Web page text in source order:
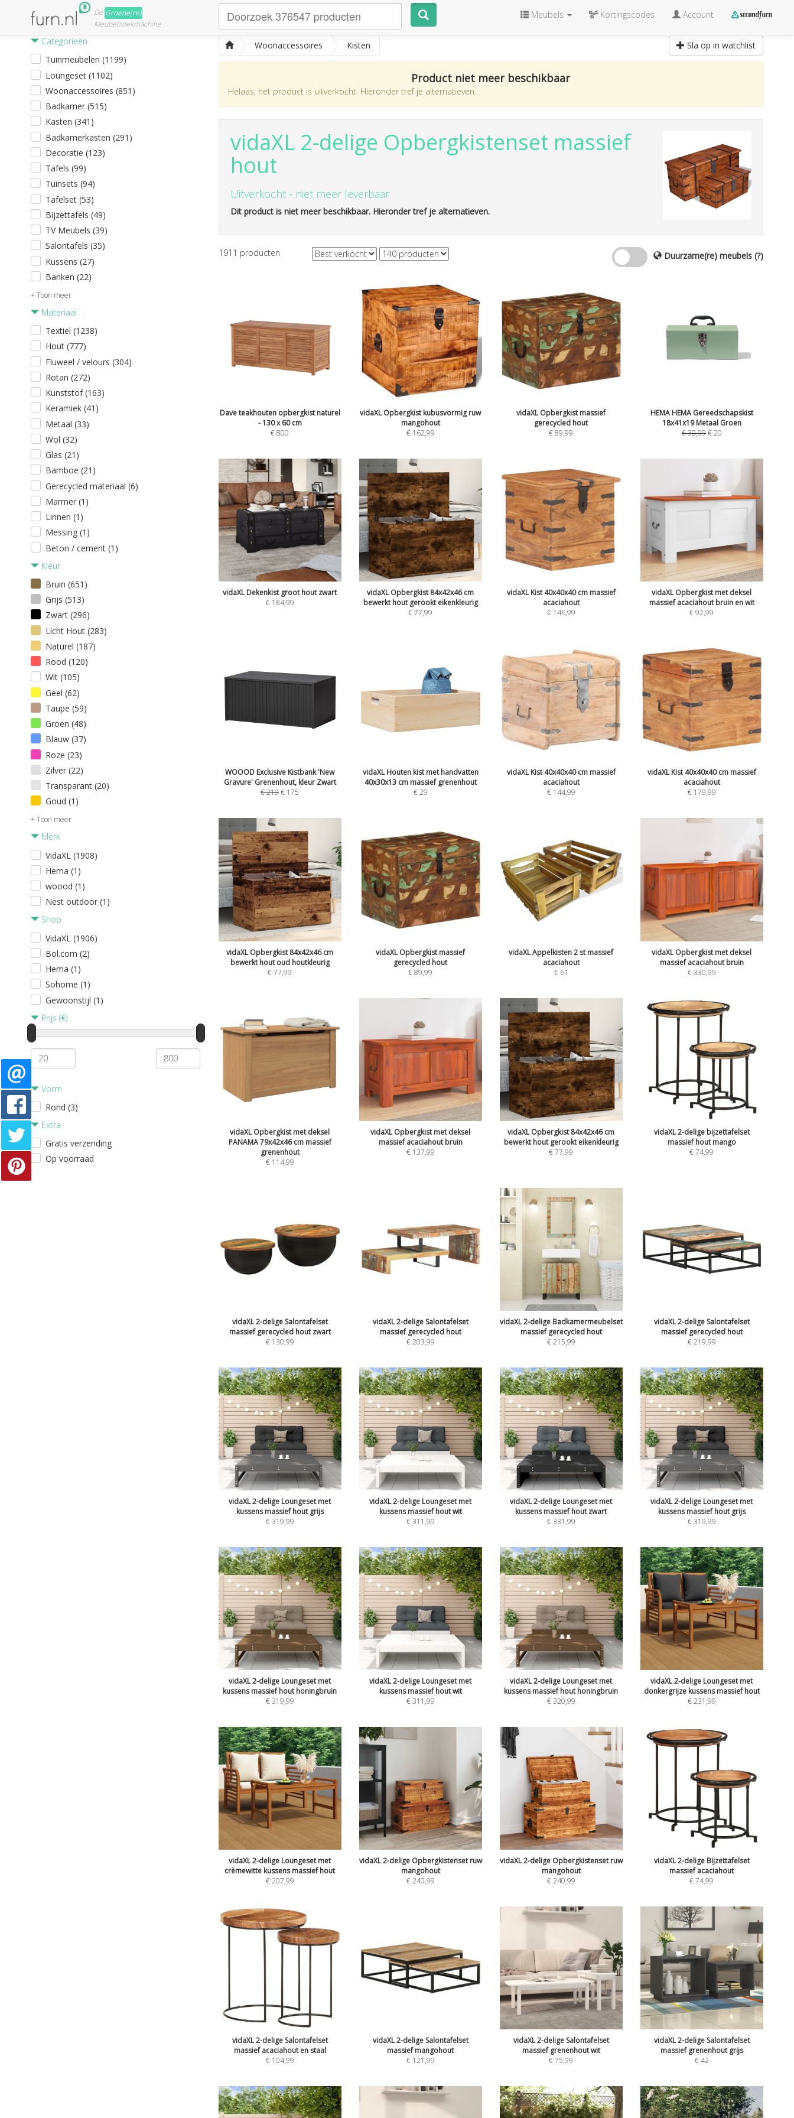
De Groene(re)
Meubelzoekmachine
Meubels Kortingscodes Account
Categorieën
Tuinmeubelen (1199)
Loungeset (1102)
Woonaccessoires (851)
Badkamer (515)
Kasten (341)
Badkamerkasten (291)
Decoratie (123)
Tafels (99)
Tuinsets (94)
Tafelset (53)
Bijzettafels (49)
TV Meubels (39)
Salontafels (35)
Kussens (27)
Banken (22)
+ Toon meer
Materiaal
Textiel (1238)
Hout (777)
Fluweel / velours (304)
Rotan (272)
Kunststof (163)
Keramiek (41)
Metaal (33)
Wol (32)
Glas (21)
Bamboe (21)
Gerecycled materiaal (6)
Marmer (1)
Linnen (1)
Messing (1)
Beton / cement (1)
Kleur
Bruin (651)
Grijs (513)
Zwart (296)
Licht Hout (283)
Naturel (187)
Rood (120)
Wit (105)
Geel (62)
Taupe (59)
Groen (48)
Blauw (37)
Roze (23)
Zilver (22)
Transparant (20)
Goud (1)
+ Toon meer
Merk
VidaXL (1908)
Hema (1)
woood (1)
Nest outdoor (1)
Shop
VidaXL (1906)
Bol.com (2)
Hema (1)
Sohome (1)
Gewoonstijl (1)
Prijs (€)
Vorm
Rond (3)
Extra
Gratis verzending
Op voorraad
Woonaccessoires Kisten Sla op in watchlist
Product niet meer beschikbaar
Helaas, het product is uitverkocht. Hieronder tref je alternatieven.
vidaXL 2-delige Opbergkistenset massief
hout
Uitverkocht - niet meer leverbaar
Dit product is niet meer beschikbaar. Hieronder tref je alternatieven.
1911 producten Duurzame(re) meubels (?)
Dave teakhouten opbergkist naturel
- 130 x 60 cm
€800
vidaXL Opbergkist kubusvormig ruw
mangohout
€ 162,99
vidaXL Opbergkist massief
gerecycled hout
€89,99
HEMA HEMA Gereedschapskist
18x41x19 Metaal Groen
€30,99€20
vidaXL Dekenkist groot hout zwart
€ 184,99
vidaXL Opbergkist 84x42x46 cm
bewerkt hout gerookt eikenkleurig
€77,99
vidaXL Kist 40x40x40 cm massief
acaciahout
€ 146,99
vidaXL Opbergkist met deksel
massief acaciahout bruin en wit
€92,99
WOOOD Exclusive Kistbank 'New
Gravure' Grenenhout, kleur Zwart
€219€ 175
vidaXL Houten kist met handvatten
40x30x13 cm massief grenenhout
€29
vidaXL Kist 40x40x40 cm massief
acaciahout
€ 144,99
vidaXL Kist 40x40x40 cm massief
acaciahout
€ 179,99
vidaXL Opbergkist 84x42x46 cm
bewerkt hout oud houtkleurig
€77,99
vidaXL Opbergkist massief
gerecycled hout
€89,99
vidaXL Appelkisten 2 st massief
acaciahout
€ 61
vidaXL Opbergkist met deksel
massief acaciahout bruin
€330,99
vidaXL Opbergkist met deksel
PANAMA 79x42x46 cm massief
grenenhout
€ 114,99
vidaXL Opbergkist met deksel
massief acaciahout bruin
€ 137,99
vidaXL Opbergkist 84x42x46 cm
bewerkt hout gerookt eikenkleurig
€77,99
vidaXL 2-delige bijzettafelset
massief hout mango
€74,99
vidaXL 2-delige Salontafelset
massief gerecycled hout zwart
€ 130,99
vidaXL 2-delige Salontafelset
massief gerecycled hout
€203,99
vidaXL 2-delige Badkamermeubelset
massief gerecycled hout
€215,99
vidaXL 2-delige Salontafelset
massief gerecycled hout
€219,99
vidaXL 2-delige Loungeset met
kussens massief hout grijs
€319,99
vidaXL 2-delige Loungeset met
kussens massief hout wit
€311,99
vidaXL 2-delige Loungeset met
kussens massief hout zwart
€331,99
vidaXL 2-delige Loungeset met
kussens massief hout grijs
€319,99
vidaXL 2-delige Loungeset met
kussens massief hout honingbruin
€319,99
vidaXL 2-delige Loungeset met
kussens massief hout wit
€311,99
vidaXL 2-delige Loungeset met
kussens massief hout honingbruin
€320,99
vidaXL 2-delige Loungeset met
donkergrijze kussens massief hout
€231,99
vidaXL 2-delige Loungeset met
crèmewitte kussens massief hout
€207,99
vidaXL 2-delige Opbergkistenset ruw
mangohout
€240,99
vidaXL 2-delige Opbergkistenset ruw
mangohout
€240,99
vidaXL 2-delige Bijzettafelset
massief acaciahout
€74,99
vidaXL 2-delige Salontafelset
massief acaciahout en staal
€ 104,99
vidaXL 2-delige Salontafelset
massief mangohout
€ 121,99
vidaXL 2-delige Salontafelset
massief grenenhout wit
€75,99
vidaXL 2-delige Salontafelset
massief grenenhout grijs
€42